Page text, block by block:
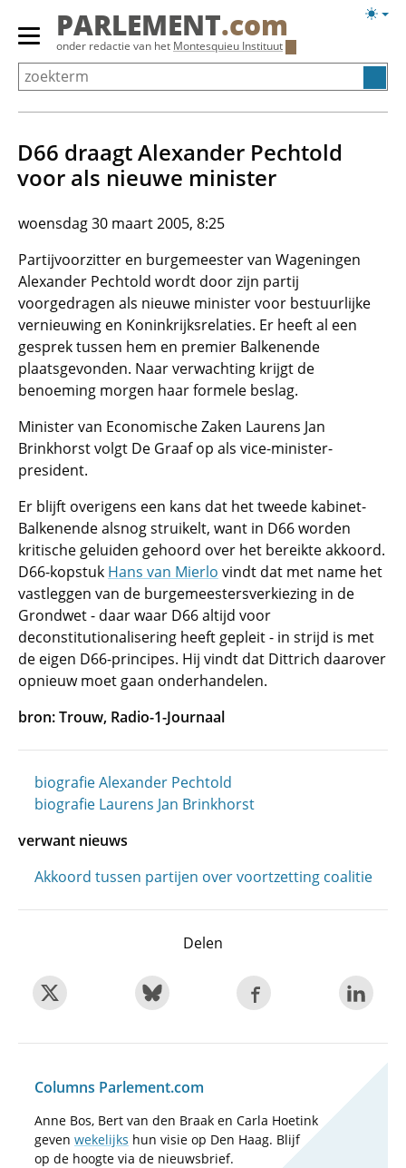
Overslaan
Primair
menu
tonen/verbergen
PARLEMENT.com
onder redactie van het Montesquieu Instituut
D66 draagt Alexander Pechtold
voor als nieuwe minister
woensdag 30 maart 2005, 8:25
Partijvoorzitter en burgemeester van Wageningen
Alexander Pechtold wordt door zijn partij
voorgedragen als nieuwe minister voor bestuurlijke
vernieuwing en Koninkrijksrelaties. Er heeft al een
gesprek tussen hem en premier Balkenende
plaatsgevonden. Naar verwachting krijgt de
benoeming morgen haar formele beslag.
Minister van Economische Zaken Laurens Jan
Brinkhorst volgt De Graaf op als vice-minister-
president.
Er blijft overigens een kans dat het tweede kabinet-
Balkenende alsnog struikelt, want in D66 worden
kritische geluiden gehoord over het bereikte akkoord.
D66-kopstuk Hans van Mierlo vindt dat met name het
vastleggen van de burgemeestersverkiezing in de
Grondwet - daar waar D66 altijd voor
deconstitutionalisering heeft gepleit - in strijd is met
de eigen D66-principes. Hij vindt dat Dittrich daarover
opnieuw moet gaan onderhandelen.
bron: Trouw, Radio-1-Journaal
biografie Alexander Pechtold
biografie Laurens Jan Brinkhorst
verwant nieuws
Akkoord tussen partijen over voortzetting coalitie
Delen
Columns Parlement.com
Anne Bos, Bert van den Braak en Carla Hoetink
geven wekelijks hun visie op Den Haag. Blijf
op de hoogte via de nieuwsbrief.